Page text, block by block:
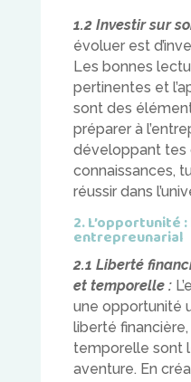
1.2 Investir sur
évoluer est
Les bonnes
pertinentes et
sont des
préparer à
développant
connaissances,
réussir dans
2.
entrepreunarial
2.1 Liberté
et temporelle :
une opportunité
liberté
temporelle sont
aventure. En